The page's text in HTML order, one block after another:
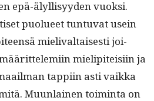
epä-älyl­lisyy­den vuok­si.
puolueet tun­tu­vat usein
mieli­v­al­tais­es­ti joi­
mielip­iteisi­in ja
tap­pi­in asti vaik­ka
Muun­lainen toim­inta on